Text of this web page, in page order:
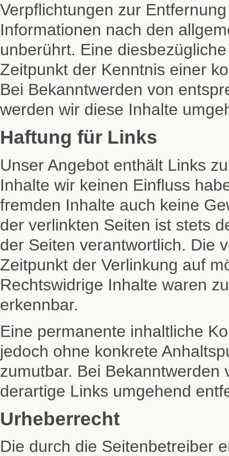
Verpflichtungen zur
Informationen nach den
unberührt. Eine
Zeitpunkt der Kenntnis einer
Bei Bekanntwerden von
werden wir diese Inhalte
Haftung für Links
Unser Angebot enthält Links
Inhalte wir keinen Einfluss
fremden Inhalte auch keine
der verlinkten Seiten ist stets
der Seiten verantwortlich. Die
Zeitpunkt der Verlinkung auf
Rechtswidrige Inhalte waren
erkennbar.
Eine permanente inhaltliche
jedoch ohne konkrete
zumutbar. Bei
derartige Links umgehend
Urheberrecht
Die durch die Seitenbetreiber